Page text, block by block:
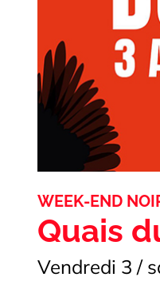
WEEK-END
Quais
Vendredi 3 /